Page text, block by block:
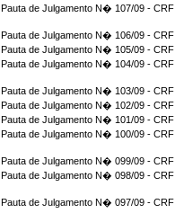
Pauta de Julgamento N� 107/09 -
Pauta de Julgamento N� 106/09 -
Pauta de Julgamento N� 105/09 -
Pauta de Julgamento N� 104/09 -
Pauta de Julgamento N� 103/09 -
Pauta de Julgamento N� 102/09 -
Pauta de Julgamento N� 101/09 -
Pauta de Julgamento N� 100/09 -
Pauta de Julgamento N� 099/09 - CRF
Pauta de Julgamento N� 098/09 -
Pauta de Julgamento N� 097/09 - CRF